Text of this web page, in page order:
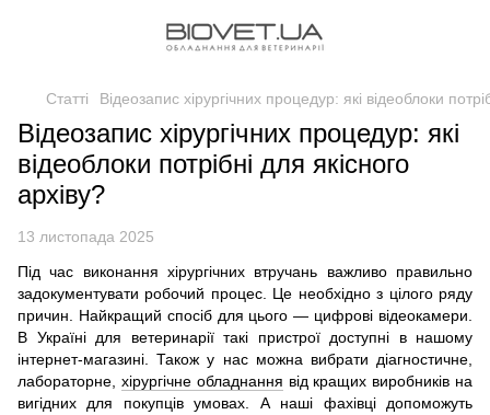
Статті Відеозапис хірургічних процедур: які відеоблоки
Відеозапис хірургічних процедур: які
відеоблоки потрібні для якісного
архіву?
13 листопада 2025
Під час виконання хірургічних втручань важливо правильно
задокументувати робочий процес. Це необхідно з цілого ряду
причин. Найкращий спосіб для цього — цифрові відеокамери.
В Україні для ветеринарії такі пристрої доступні в нашому
інтернет-магазині. Також у нас можна вибрати діагностичне,
лабораторне, хірургічне обладнання від кращих виробників на
вигідних для покупців умовах. А наші фахівці допоможуть